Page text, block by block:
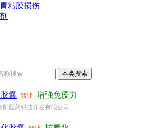
粘膜损伤
囊 转让 增强免疫力
阳医药科技开发有限公司...